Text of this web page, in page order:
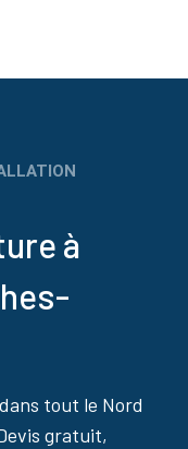
à
tout le Nord
gratuit,